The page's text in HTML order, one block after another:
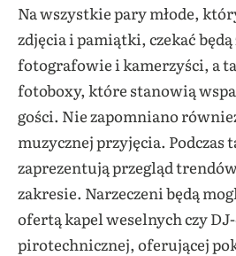
Na wszystkie pary młode,
zdjęcia i pamiątki, czekać
fotografowie i kamerzyści, a
fotoboxy, które stanowią
gości. Nie zapomniano
muzycznej przyjęcia. Podczas
zaprezentują przegląd
zakresie. Narzeczeni będą
ofertą kapel weselnych czy
pirotechnicznej, oferującej